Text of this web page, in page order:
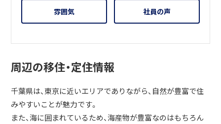
雰囲気 社員の声
周辺の移住・定住情報
千葉県は、東京に近いエリアでありながら、自然が豊富で住
みやすいことが魅力です。
また、海に囲まれているため、海産物が豊富なのはもちろん